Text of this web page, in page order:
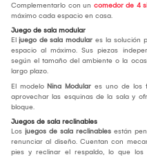
Complementarlo con un comedor de 4
máximo cada espacio en casa.
Juego de sala modular
El juego de sala modular es la solución
espacio al máximo. Sus piezas
según el tamaño del ambiente o la
largo plazo.
El modelo Nina Modular es uno de los
aprovechar las esquinas de la sala y
bloque.
Juegos de sala reclinables
Los juegos de sala reclinables están
renunciar al diseño. Cuentan con
pies y reclinar el respaldo, lo que